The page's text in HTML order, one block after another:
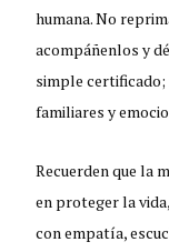
humana. No
acompáñenlos y
simple certificado;
familiares y
Recuerden que la
en proteger la
con empatía,